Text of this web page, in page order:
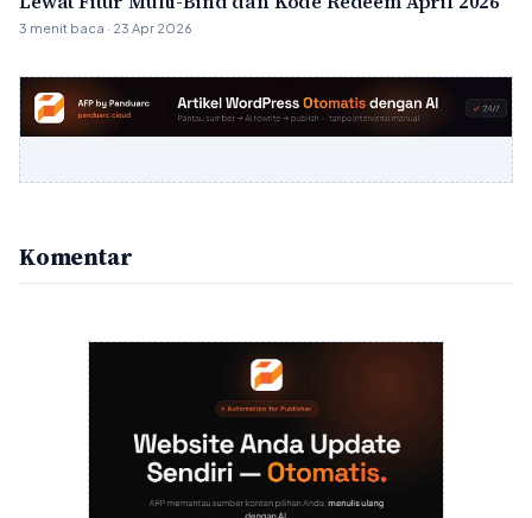
3 menit baca · 23 Apr 2026
Komentar